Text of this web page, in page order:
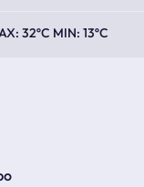
32ºC 13ºC